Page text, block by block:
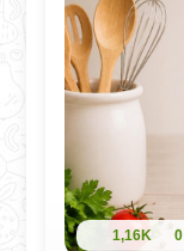
1,16K 0